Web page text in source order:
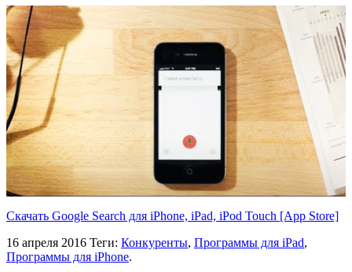
Скачать Google Search для iPhone, iPad, iPod Touch [App Store]
16 апреля 2016 Теги: Конкуренты, Программы для iPad,
Программы для iPhone.